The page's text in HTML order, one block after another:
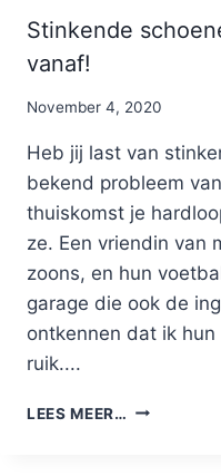
Stinkende
vanaf!
By
November 4, 2020
Heb jij last van
bekend probleem
thuiskomst je
ze. Een vriendin van
zoons, en hun
garage die ook de
ontkennen dat ik
ruik....
LEES MEER… STINKENDE